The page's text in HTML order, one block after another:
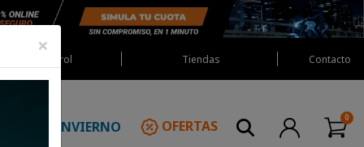
Red Castrol Tiendas Contacto
INVIERNO OFERTAS
×